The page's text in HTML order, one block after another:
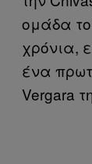
ομάδα
χρόνια,
ένα
Vergara